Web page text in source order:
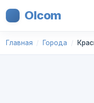
Olcom
Главная Города